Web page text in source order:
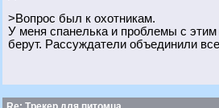
>Вопрос был к охотникам.
У меня спанелька и проблемы с
берут. Рассуждатели объединили